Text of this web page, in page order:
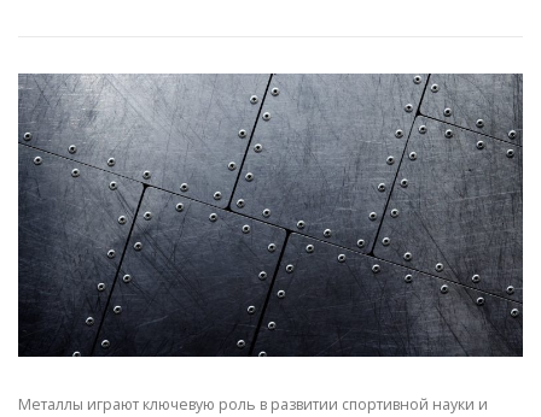
СВОЙСТВА МЕТАЛЛОВ СОРТА МЕТАЛЛОВ
СТАТЬИ
Металлы играют ключевую роль в развитии спортивной науки и